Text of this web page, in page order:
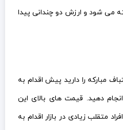
می شود و ارزش دو چندانی پیدا
مبارکه را دارید پیش اقدام به
دهید. قیمت های بالای این
متقلب زیادی در بازار اقدام به